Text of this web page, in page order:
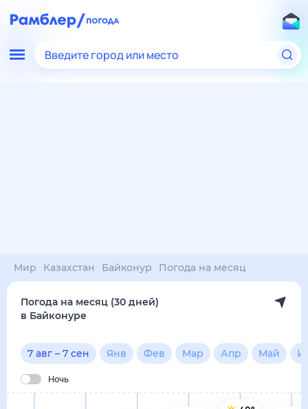
Введите город или место
Мир Казахстан Байконур Погода на месяц
Погода на месяц (30 дней)
в Байконуре
7 авг – 7 сен Янв Фев Мар Апр Май
Ночь